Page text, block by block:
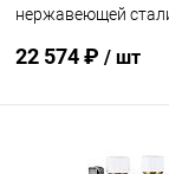
нержавеющей
22 574 ₽ / шт